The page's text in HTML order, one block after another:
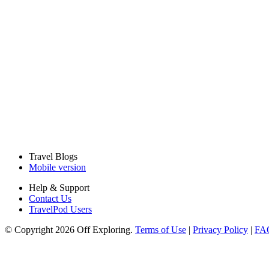
Travel Blogs
Mobile version
Help & Support
Contact Us
TravelPod Users
© Copyright 2026 Off Exploring. Terms of Use | Privacy Policy |